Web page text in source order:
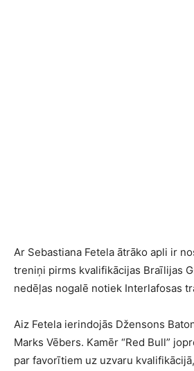
Ar Sebastiana Fetela ātrāko apli ir
treniņi pirms kvalifikācijas Braīlijas
nedēļas nogalē notiek Interlafosas
Aiz Fetela ierindojās Džensons
Marks Vēbers. Kamēr “Red Bull”
par favorītiem uz uzvaru